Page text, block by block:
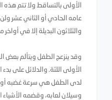
الأولى بالتساقط ولا تتم هذه
عامه الحادي أو الثاني عشر ولن
والثلاثون البديلة إلا في أواخر
وقد ينزعج الطفل ويتألم بعض
الأولى اللثة. والدلائل على بدء
لدى الطفل هي سرعة غضبه أو
وسيلان لعابه، وقضمه